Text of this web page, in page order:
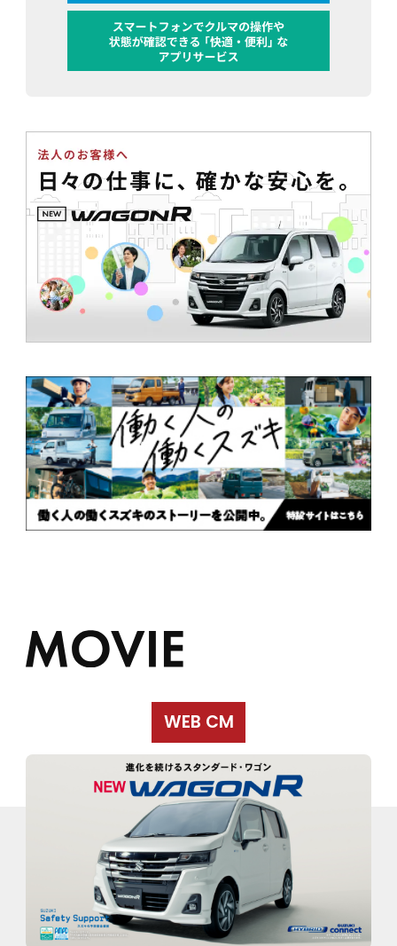
WEB CM